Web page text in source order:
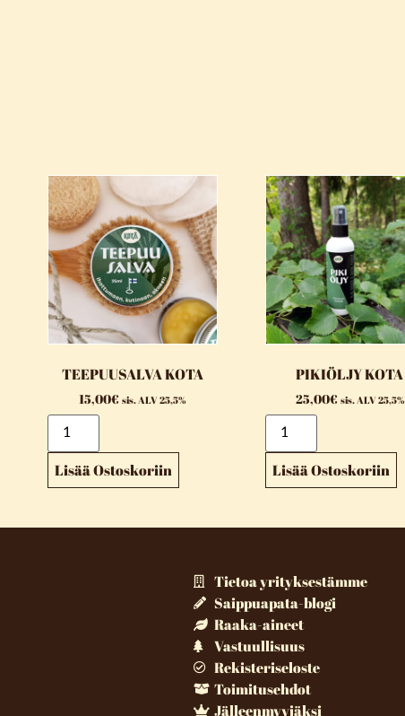
TEEPUUSALVA KOTA
15,00€ sis. ALV 25,5%
Lisää Ostoskoriin
PIKIÖLJY KOTA
25,00€ sis. ALV 25,5%
Lisää Ostoskoriin
Tietoa yrityksestämme
Saippuapata-blogi
Raaka-aineet
Vastuullisuus
Rekisteriseloste
Toimitusehdot
Jälleenmyyjäksi